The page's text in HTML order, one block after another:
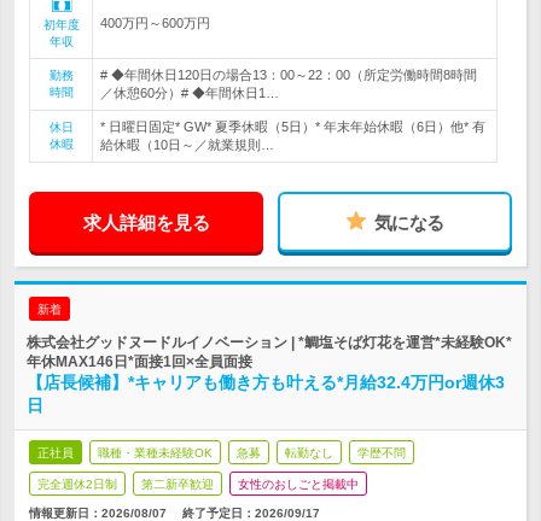
初年度
年収
400万円～600万円
勤務
時間
# ◆年間休日120日の場合13：00～22：00（所定労働時間8時間
／休憩60分）# ◆年間休日1…
休日
休暇
* 日曜日固定* GW* 夏季休暇（5日）* 年末年始休暇（6日）他* 有
給休暇（10日～／就業規則…
求人詳細を見る 気になる
新着
株式会社グッドヌードルイノベーション | *鯛塩そば灯花を運営*未経験OK*
年休MAX146日*面接1回×全員面接
【店長候補】*キャリアも働き方も叶える*月給32.4万円or週休3
日
正社員 職種・業種未経験OK 急募 転勤なし 学歴不問
完全週休2日制 第二新卒歓迎 女性のおしごと掲載中
情報更新日：2026/08/07 終了予定日： 2026/09/17